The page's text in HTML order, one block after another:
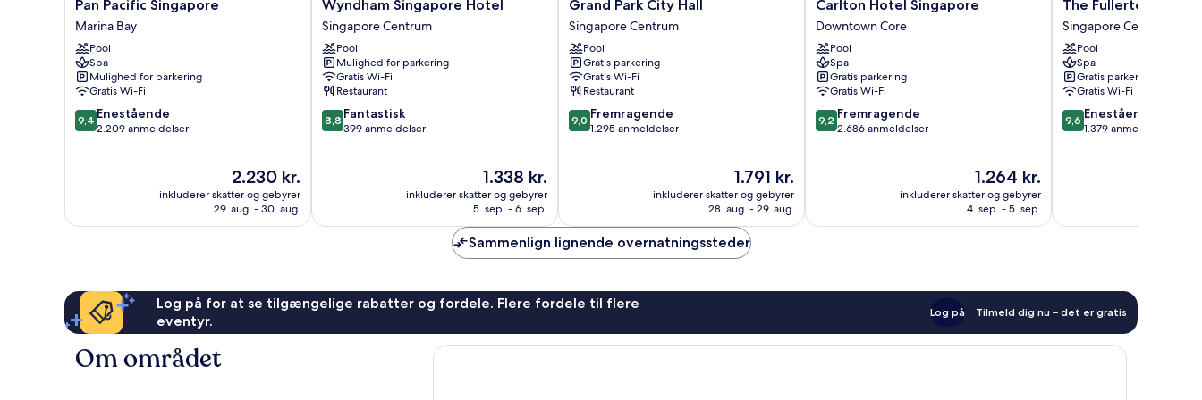
Pacific
Singapore
Marina
Bay
Pan Pacific Singapore
Marina Bay
Pool
Spa
Mulighed for parkering
Gratis Wi-Fi
9.4
ud
9,4 Enestående
2.209 anmeldelser
Prisen
er
2.230 kr.
2.230 kr.
inkluderer skatter og gebyrer
29. aug. - 30. aug.
Singapore
Hotel
Singapore
Centrum
Wyndham Singapore Hotel
Singapore Centrum
Pool
Mulighed for parkering
Gratis Wi-Fi
Restaurant
8.8
ud
8,8 Fantastisk
399 anmeldelser
Prisen
er
1.338 kr.
1.338 kr.
inkluderer skatter og gebyrer
5. sep. - 6. sep.
Park
City
Hall
Singapore
Centrum
Grand Park City Hall
Singapore Centrum
Pool
Gratis parkering
Gratis Wi-Fi
Restaurant
9.0
ud
9,0 Fremragende
1.295 anmeldelser
Prisen
er
1.791 kr.
1.791 kr.
inkluderer skatter og gebyrer
28. aug. - 29. aug.
Hotel
Singapore
Downtown
Core
Carlton Hotel Singapore
Downtown Core
Pool
Spa
Gratis parkering
Gratis Wi-Fi
9.2
ud
9,2 Fremragende
2.686 anmeldelser
Prisen
er
1.264 kr.
1.264 kr.
inkluderer skatter og gebyrer
4. sep. - 5. sep.
Fullerton
Hotel
Singapore
Singapore
Centrum
The Fullerton Hotel
Singapore Centrum
Pool
Spa
Gratis parkering
Gratis Wi-Fi
9.6
ud
9,6 Enestående
1.379 anmeldelser
Sammenlign lignende overnatningssteder
Log på for at se tilgængelige rabatter og fordele. Flere fordele til flere
eventyr.
Log på Tilmeld dig nu – det er gratis
Om området